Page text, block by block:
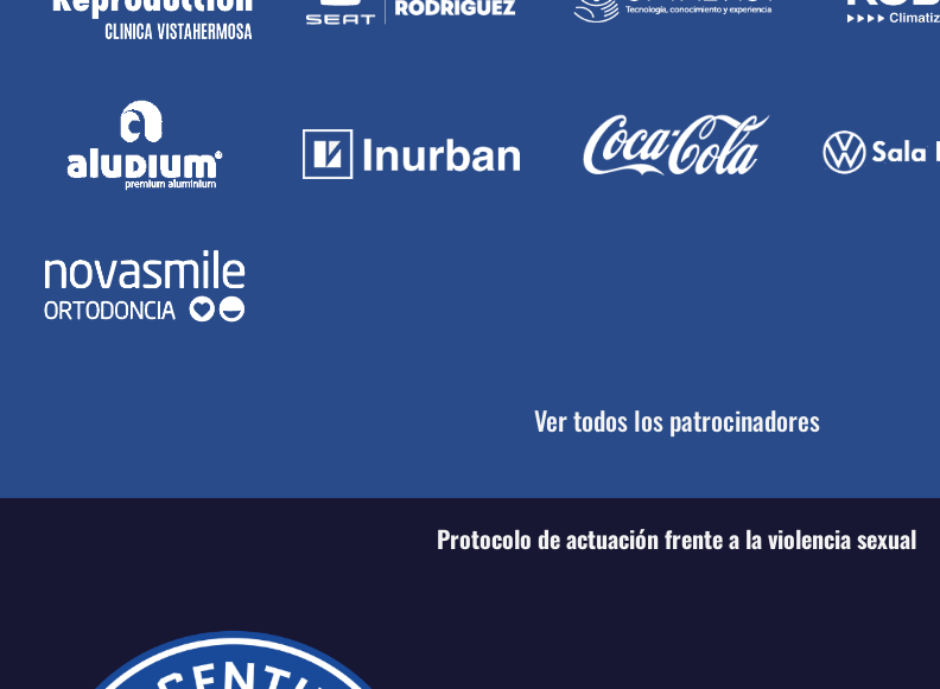
Ver todos los patrocinadores
Protocolo de actuación frente a la violencia sexual